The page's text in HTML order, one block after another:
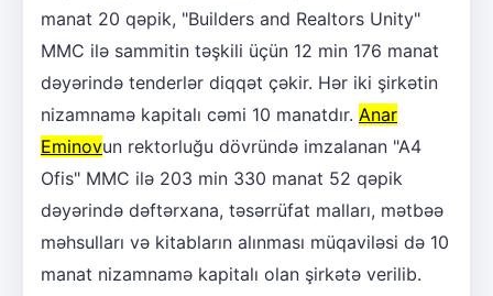
manat 20 qəpik, "Builders and Realtors Unity"
MMC ilə sammitin təşkili üçün 12 min 176 manat
dəyərində tenderlər diqqət çəkir. Hər iki şirkətin
nizamnamə kapitalı cəmi 10 manatdır. Anar
Eminovun rektorluğu dövründə imzalanan "A4
Ofis" MMC ilə 203 min 330 manat 52 qəpik
dəyərində dəftərxana, təsərrüfat malları, mətbəə
məhsulları və kitabların alınması müqaviləsi də 10
manat nizamnamə kapitalı olan şirkətə verilib.